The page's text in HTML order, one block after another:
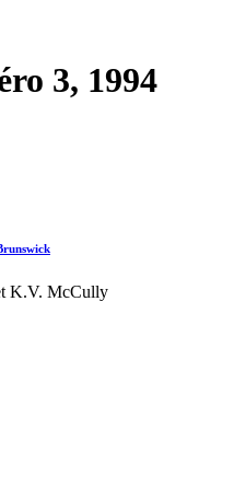
3, 1994
K.V. McCully